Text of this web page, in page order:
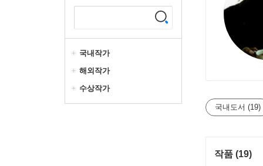
국내작가
해외작가
수상작가
국내도서 (19)
작품 (19)